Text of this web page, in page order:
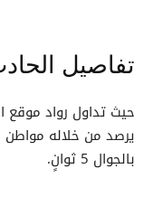
تفاصيل
حيث تداول رواد موقع
يرصد من خلاله
بالجوال 5 ثوانٍ.